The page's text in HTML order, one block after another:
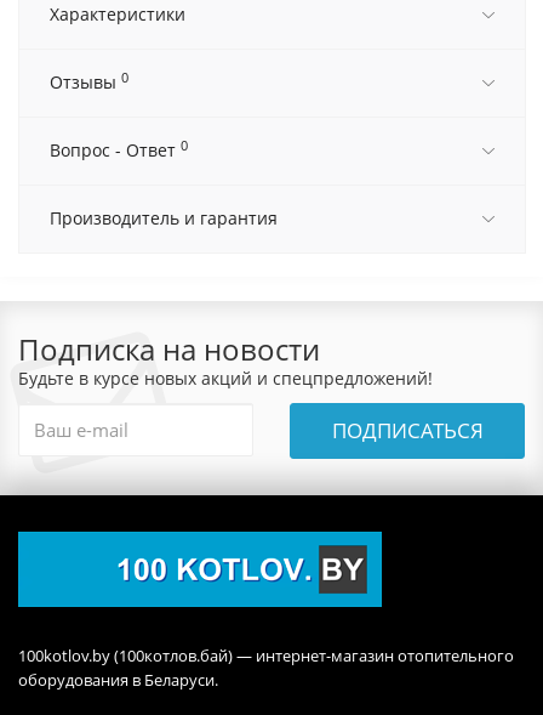
Характеристики
Отзывы 0
Вопрос - Ответ 0
Производитель и гарантия
Подписка на новости
Будьте в курсе новых акций и спецпредложений!
ПОДПИСАТЬСЯ
100kotlov.by (100котлов.бай) — интернет-магазин отопительного
оборудования в Беларуси.